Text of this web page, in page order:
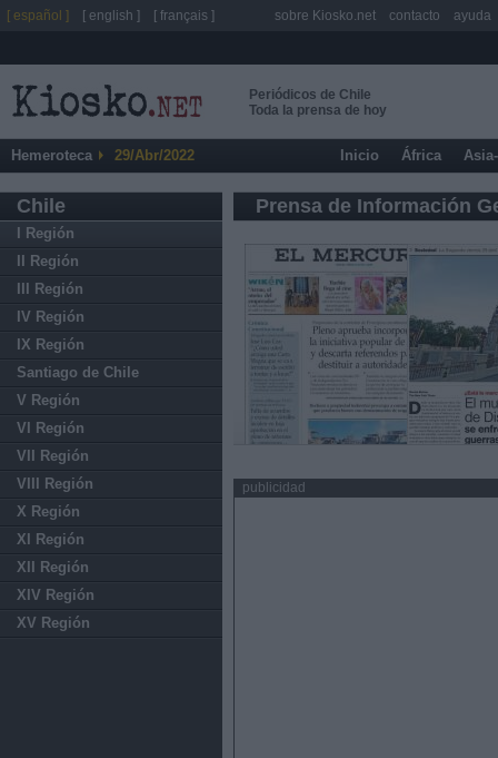
Periódicos de Chile
Toda la prensa de hoy
Hemeroteca 29/Abr/2022 Inicio África
Chile
I Región
II Región
III Región
IV Región
IX Región
Santiago de Chile
V Región
VI Región
VII Región
VIII Región
X Región
XI Región
XII Región
XIV Región
XV Región
Prensa de Información
publicidad
[ español ] [ english ] [ français ] sobre Kiosko.net contacto ayuda